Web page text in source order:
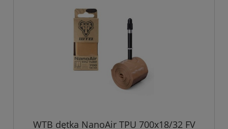
WTB dętka NanoAir TPU 700x18/32 FV